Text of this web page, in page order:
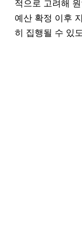
적으로 고려해
예산 확정 이후
히 집행될 수 있